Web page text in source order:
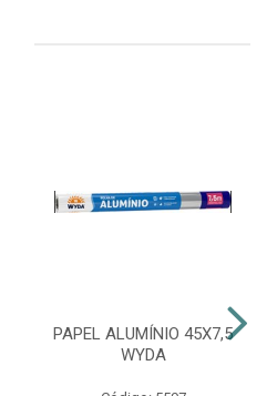
PAPEL ALUMÍNIO 45X7,5
WYDA